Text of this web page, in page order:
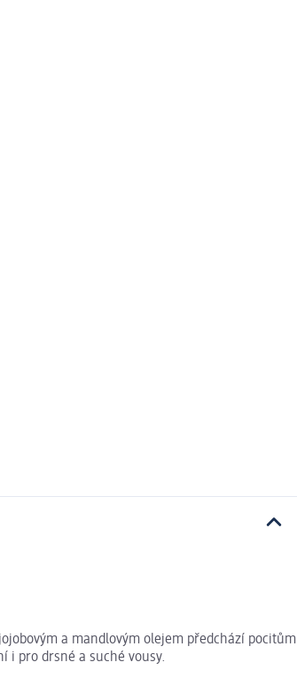
a mandlovým olejem předchází pocitům
i pro drsné a suché vousy.